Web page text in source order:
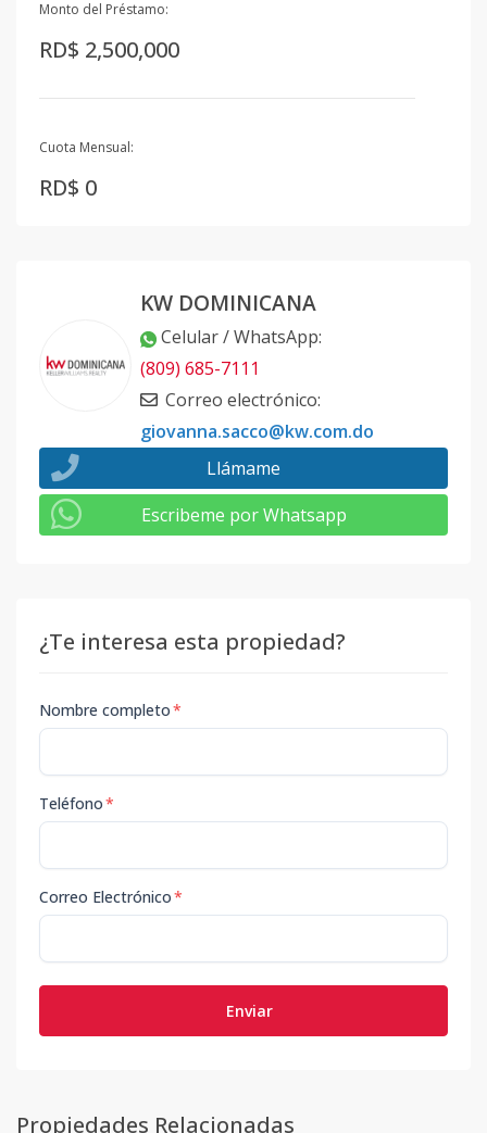
Monto del Préstamo:
RD$ 2,500,000
Cuota Mensual:
RD$ 0
KW DOMINICANA
Celular / WhatsApp:
(809) 685-7111
Correo electrónico:
giovanna.sacco@kw.com.do
Llámame
Escribeme por Whatsapp
¿Te interesa esta propiedad?
Nombre completo*
Teléfono*
Correo Electrónico*
Enviar
Propiedades Relacionadas